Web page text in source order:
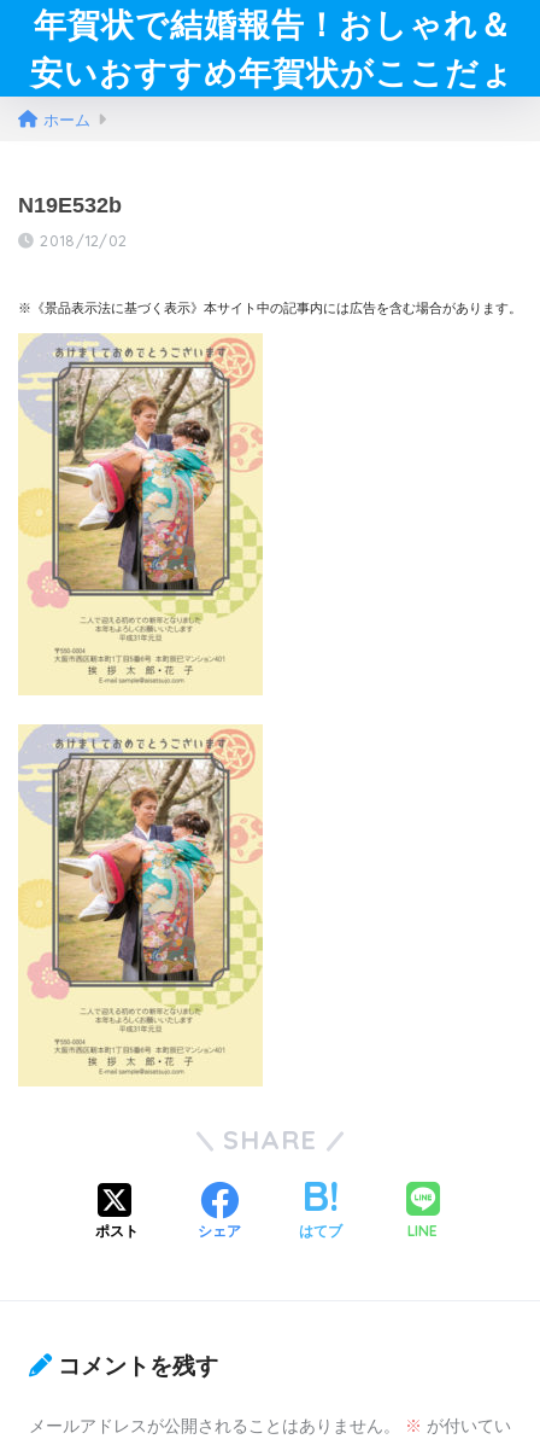
年賀状で結婚報告！おしゃれ＆
安いおすすめ年賀状がここだょ
ホーム
N19E532b
2018/12/02
※《景品表示法に基づく表示》本サイト中の記事内には広告を含む場合があります。
SHARE
ポスト シェア はてブ LINE
コメントを残す
メールアドレスが公開されることはありません。 ※ が付いてい